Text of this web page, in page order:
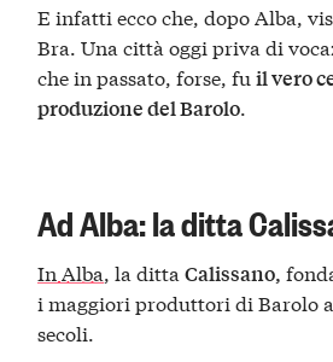
E infatti ecco che, dopo Alba,
Bra. Una città oggi priva di
che in passato, forse, fuil vero
produzione del Barolo
Ad Alba: la ditta
In Alba, la dittaCalissano,
i maggiori produttori di Barolo
secoli.